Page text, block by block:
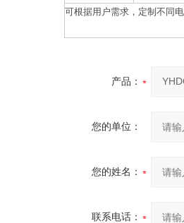
可根据用户需求，定制不同
产品：
您的单位：
您的姓名：
联系电话：